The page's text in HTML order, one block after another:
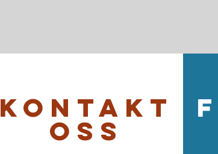
Kontakt
oss